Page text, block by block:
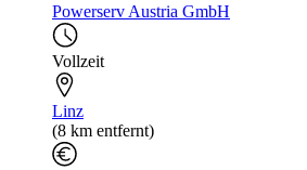
Powerserv Austria GmbH
Vollzeit
Linz
(8 km entfernt)